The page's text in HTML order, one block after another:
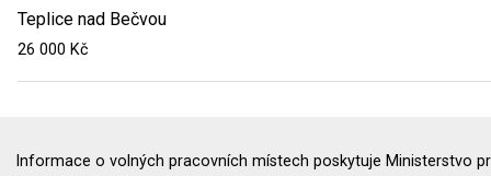
Teplice nad Bečvou
26 000 Kč
Informace o volných pracovních místech poskytuje Ministerstvo